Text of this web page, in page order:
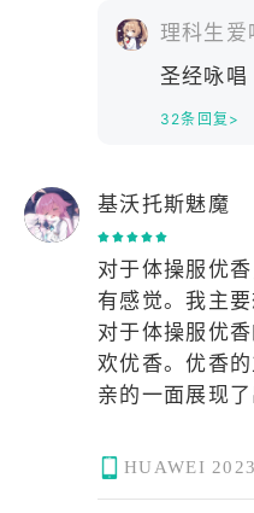
我问一滴
南的弄堂
口，安静
单纯的赏
么找到
一束夕阳
“嗨，白
一抹白霜
说：“嗨
塘拾到
带有曾
我能在雨
落在我的
眼神，和这个
手腕，我就不
体操服。这是
香之前，完完
上贴星星（真
气）我的妈呀
都能让人癫狂
不实装，她真
与其说体操服
体操服优香就
抛开这一切因
一数二的好女
是遇到不擅长
想和优香一起
理科生
圣经咏唱
32条回复>
基沃托斯魅魔
对于体操服优
有感觉。我主
对于体操服优
欢优香。优香
亲的一面展现
但是她这个头
有点奇怪。但
HUAWEI